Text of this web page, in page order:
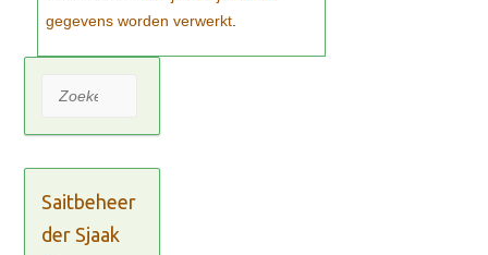
gegevens worden verwerkt
Zoeken
Saitbeheer
der Sjaak